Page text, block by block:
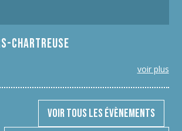
Chartreuse
voir plus
Voir tous les évènements